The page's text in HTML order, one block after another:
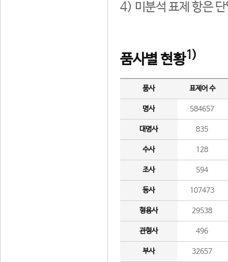
4) 미분석 표제 항은
품사별 현황1)
품사 표제어 수
명사 584657
대명사 835
수사 128
조사 594
동사 107473
형용사 29538
관형사 496
부사 32657